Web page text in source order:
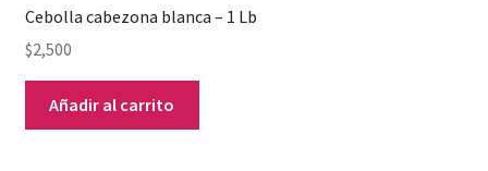
Cebolla cabezona blanca – 1 Lb
$2,500
Añadir al carrito